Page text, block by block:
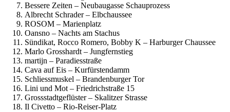
Bessere Zeiten – Neubaugasse Schauprozess
Albrecht Schrader – Elbchaussee
ROSOM – Marienplatz
Oansno – Nachts am Stachus
Sündikat, Rocco Romero, Bobby K – Harburger Chaussee
Marlo Grosshardt – Jungfernstieg
martijn – Paradiesstraße
Cava auf Eis – Kurfürstendamm
Schliessmuskel – Brandenburger Tor
Lini und Mot – Friedrichstraße 15
Grossstadtgeflüster – Skalitzer Strasse
Il Civetto – Rio-Reiser-Platz